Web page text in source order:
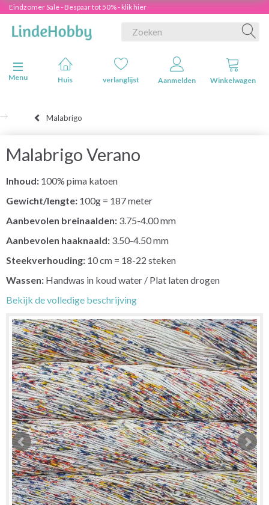
Eindzomer Sale - Bespaar tot 50% - klik hier
Navigatie in-/uitschakelen
Menu
Huis verlanglijst Aanmelden Winkelwagen
Malabrigo
Malabrigo Verano
Inhoud: 100% pima katoen
Gewicht/lengte: 100g = 187 meter
Aanbevolen breinaalden: 3.75-4.00 mm
Aanbevolen haaknaald: 3.50-4.50 mm
Steekverhouding: 10 cm = 18-22 steken
Wassen: Handwas in koud water / Plat laten drogen
Bekijk de volledige beschrijving